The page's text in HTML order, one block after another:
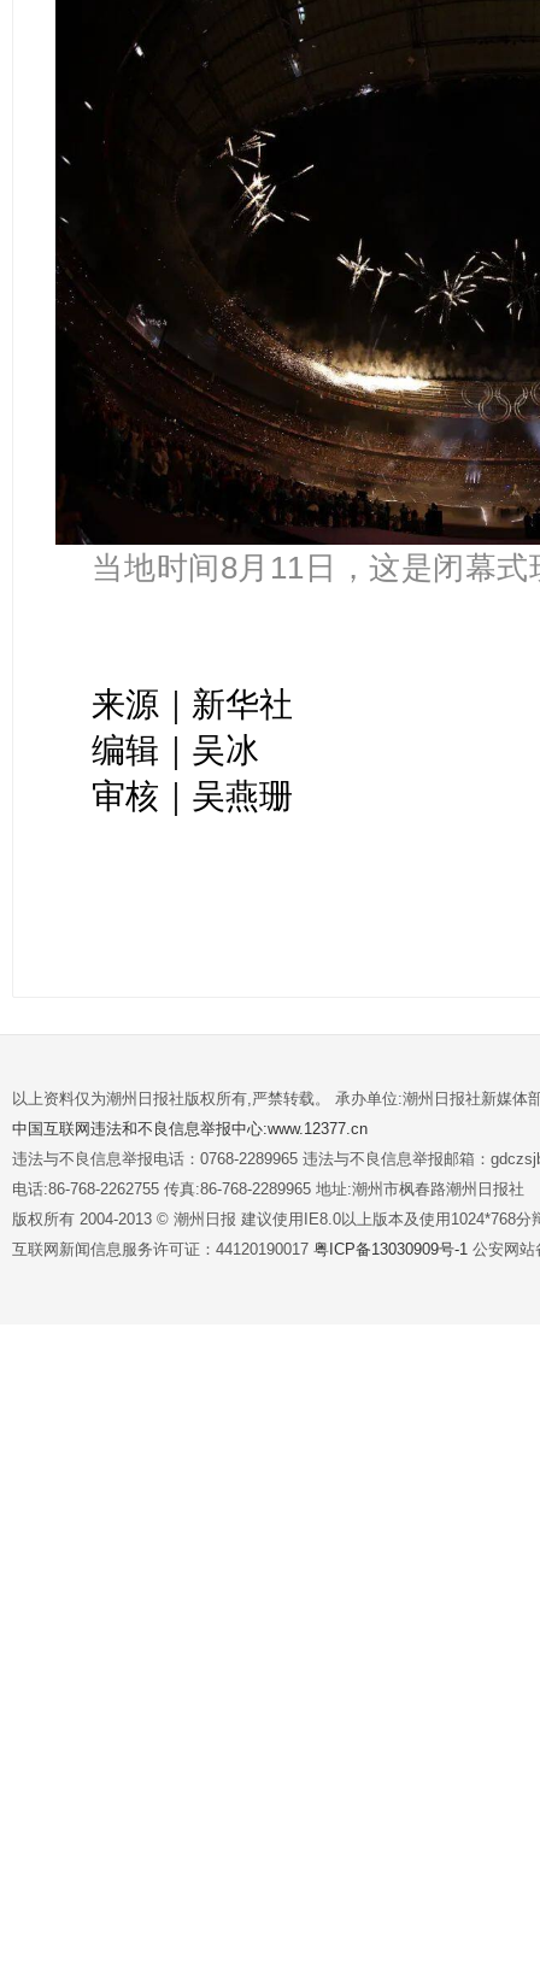
当地时间8月11日，这是闭幕
来源｜新华社
编辑｜吴冰
审核｜吴燕珊
以上资料仅为潮州日报社版权所有,严禁转载。 承办单位:潮州日报社新媒体
中国互联网违法和不良信息举报中心:www.12377.cn
违法与不良信息举报电话：0768-2289965 违法与不良信息举报邮箱：
电话:86-768-2262755 传真:86-768-2289965 地址:潮州市枫春路潮州日报社
版权所有 2004-2013 © 潮州日报 建议使用IE8.0以上版本及使用1024*768分
互联网新闻信息服务许可证：44120190017 粤ICP备13030909号-1 公安网站